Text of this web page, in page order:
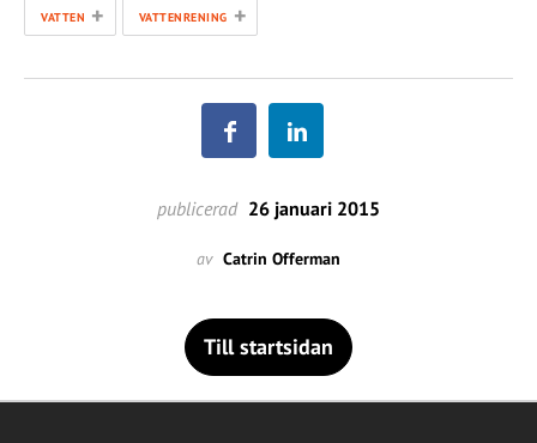
VATTEN + VATTENRENING +
publicerad 26 januari 2015
av Catrin Offerman
Till startsidan